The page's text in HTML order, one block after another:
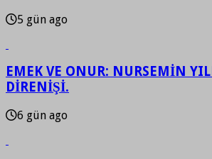
5 gün ago
EMEK VE ONUR: NURSEMİN
DİRENİŞİ.
6 gün ago